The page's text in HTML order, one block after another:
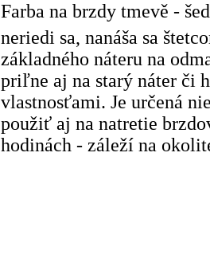
Farba na brzdy tmevě -
neriedi sa, nanáša sa
základného náteru na
priľne aj na starý náter či
vlastnosťami. Je určená
použiť aj na natretie
hodinách - záleží na